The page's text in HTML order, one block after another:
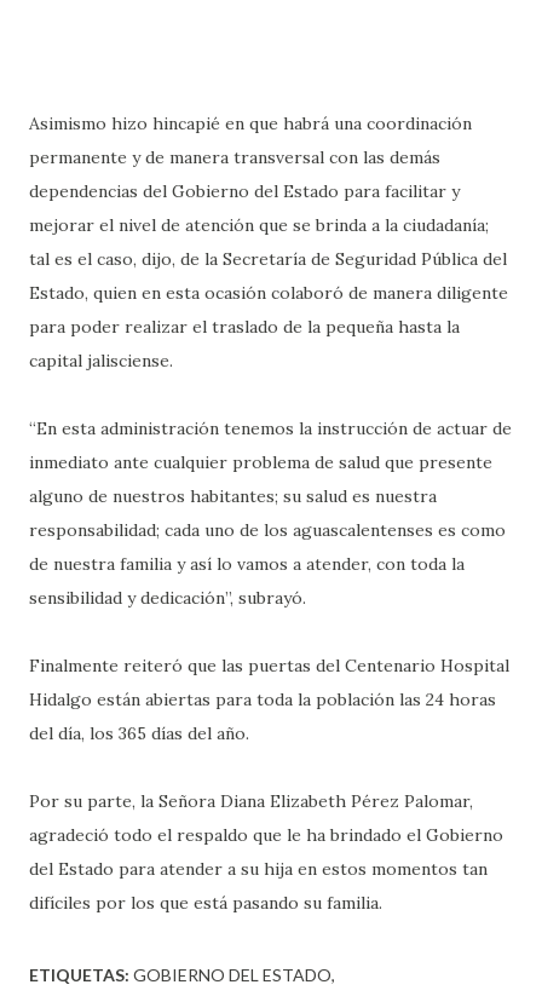
Asimismo hizo hincapié en que habrá una coordinación
permanente y de manera transversal con las demás
dependencias del Gobierno del Estado para facilitar y
mejorar el nivel de atención que se brinda a la ciudadanía;
tal es el caso, dijo, de la Secretaría de Seguridad Pública del
Estado, quien en esta ocasión colaboró de manera diligente
para poder realizar el traslado de la pequeña hasta la
capital jalisciense.
“En esta administración tenemos la instrucción de actuar de
inmediato ante cualquier problema de salud que presente
alguno de nuestros habitantes; su salud es nuestra
responsabilidad; cada uno de los aguascalentenses es como
de nuestra familia y así lo vamos a atender, con toda la
sensibilidad y dedicación”, subrayó.
Finalmente reiteró que las puertas del Centenario Hospital
Hidalgo están abiertas para toda la población las 24 horas
del día, los 365 días del año.
Por su parte, la Señora Diana Elizabeth Pérez Palomar,
agradeció todo el respaldo que le ha brindado el Gobierno
del Estado para atender a su hija en estos momentos tan
difíciles por los que está pasando su familia.
ETIQUETAS: GOBIERNO DEL ESTADO